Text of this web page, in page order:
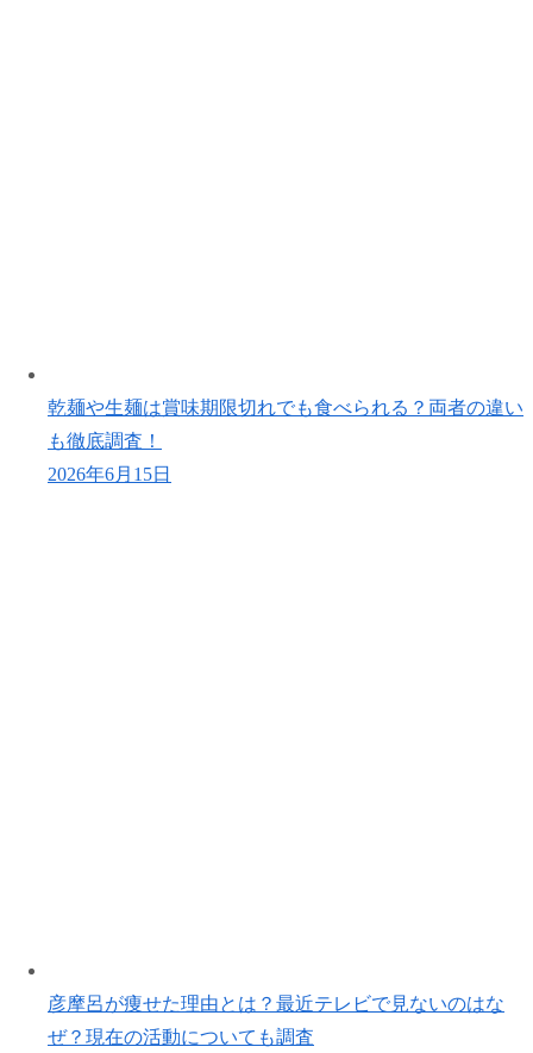
乾麺や生麺は賞味期限切れでも食べられる？両者の違い
も徹底調査！
2026年6月15日
彦摩呂が痩せた理由とは？最近テレビで見ないのはな
ぜ？現在の活動についても調査